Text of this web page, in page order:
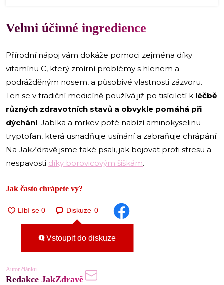
Velmi účinné ingredience
Přírodní nápoj vám dokáže pomoci zejména díky
vitamínu C, který zmírní problémy s hlenem a
podrážděným nosem, a působivé vlastnosti zázvoru.
Ten se v tradiční medicíně používá již po tisíciletí k léčbě
různých zdravotních stavů a obvykle pomáhá při
dýchání. Jablka a mrkev poté nabízí aminokyselinu
tryptofan, která usnadňuje usínání a zabraňuje chrápání.
Na JakZdravě jsme také psali, jak bojovat proti stresu a
nespavosti díky borovicovým šiškám.
Jak často chrápete vy?
Diskuze 0
Vstoupit do diskuze
Autor článku
Redakce JakZdravě